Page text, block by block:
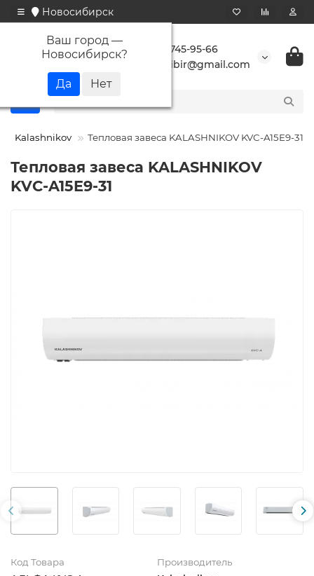
Новосибирск
Ваш город —
Новосибирск?
+7 923 745-95-66
buransibir@gmail.com
Kalashnikov Тепловая завеса KALASHNIKOV KVC-A15E9-31
Тепловая завеса KALASHNIKOV
KVC-A15E9-31
Код Товара Производитель